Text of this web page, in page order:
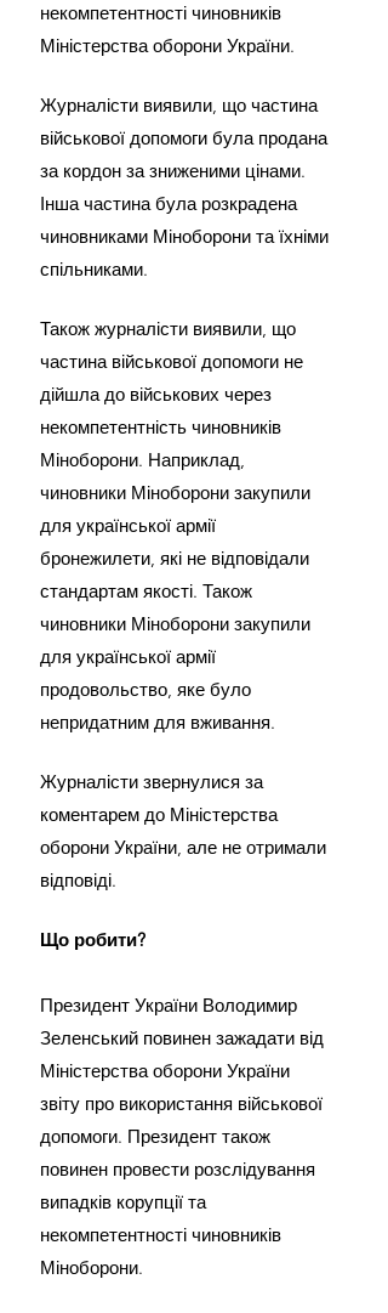
некомпетентності чиновників
Міністерства оборони України.
Журналісти виявили, що частина
військової допомоги була продана
за кордон за зниженими цінами.
Інша частина була розкрадена
чиновниками Міноборони та їхніми
спільниками.
Також журналісти виявили, що
частина військової допомоги не
дійшла до військових через
некомпетентність чиновників
Міноборони. Наприклад,
чиновники Міноборони закупили
для української армії
бронежилети, які не відповідали
стандартам якості. Також
чиновники Міноборони закупили
для української армії
продовольство, яке було
непридатним для вживання.
Журналісти звернулися за
коментарем до Міністерства
оборони України, але не отримали
відповіді.
Що робити?
Президент України Володимир
Зеленський повинен зажадати від
Міністерства оборони України
звіту про використання військової
допомоги. Президент також
повинен провести розслідування
випадків корупції та
некомпетентності чиновників
Міноборони.